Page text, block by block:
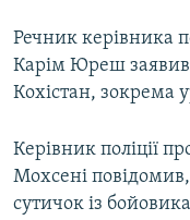
Речник керівника
Карім Юреш
Кохістан, зокрема
Керівник поліції
Мохсені
сутичок із